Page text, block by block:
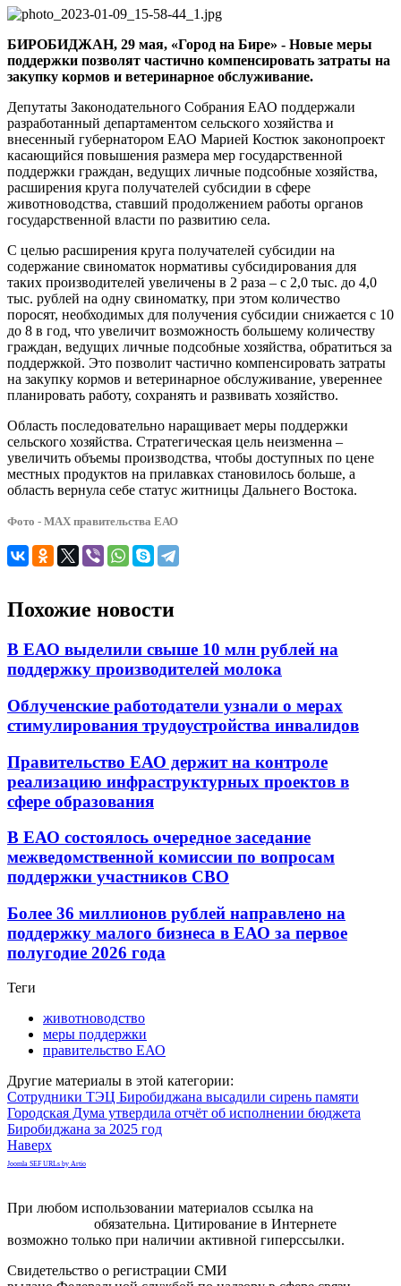
нашей
БИРОБИДЖАН, 29 мая, «Город на Бире» - Новые меры
поддержки позволят частично компенсировать затраты на
закупку кормов и ветеринарное обслуживание.
Депутаты Законодательного Собрания ЕАО поддержали
разработанный департаментом сельского хозяйства и
внесенный губернатором ЕАО Марией Костюк законопроект
касающийся повышения размера мер государственной
поддержки граждан, ведущих личные подсобные хозяйства,
расширения круга получателей субсидии в сфере
животноводства, ставший продолжением работы органов
государственной власти по развитию села.
С целью расширения круга получателей субсидии на
содержание свиноматок нормативы субсидирования для
таких производителей увеличены в 2 раза – с 2,0 тыс. до 4,0
тыс. рублей на одну свиноматку, при этом количество
поросят, необходимых для получения субсидии снижается с 10
до 8 в год, что увеличит возможность большему количеству
граждан, ведущих личные подсобные хозяйства, обратиться за
поддержкой. Это позволит частично компенсировать затраты
на закупку кормов и ветеринарное обслуживание, увереннее
планировать работу, сохранять и развивать хозяйство.
Область последовательно наращивает меры поддержки
сельского хозяйства. Стратегическая цель неизменна –
увеличить объемы производства, чтобы доступных по цене
местных продуктов на прилавках становилось больше, а
область вернула себе статус житницы Дальнего Востока.
Фото - МАХ правительства ЕАО
Похожие новости
В ЕАО выделили свыше 10 млн рублей на
поддержку производителей молока
Облученские работодатели узнали о мерах
стимулирования трудоустройства инвалидов
Правительство ЕАО держит на контроле
реализацию инфраструктурных проектов в
сфере образования
В ЕАО состоялось очередное заседание
межведомственной комиссии по вопросам
поддержки участников СВО
Более 36 миллионов рублей направлено на
поддержку малого бизнеса в ЕАО за первое
полугодие 2026 года
Теги
животноводство
меры поддержки
правительство ЕАО
Другие материалы в этой категории:
Сотрудники ТЭЦ Биробиджана высадили сирень памяти
Городская Дума утвердила отчёт об исполнении бюджета
Биробиджана за 2025 год
Наверх
Joomla SEF URLs by Artio
При любом использовании материалов ссылка на
обязательна. Цитирование в Интернете
возможно только при наличии активной гиперссылки.
Свидетельство о регистрации СМИ